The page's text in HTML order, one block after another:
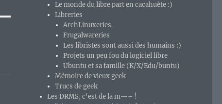
Le monde du libre part en cacahuète :)
Libreries
ArchLinuxeries
Frugalwareries
Les libristes sont aussi des humains :)
Projets un peu fou du logiciel libre
Ubuntu et sa famille (K/X/Edu/buntu)
Mémoire de vieux geek
Trucs de geek
Les DRMS, c'est de la m—– !